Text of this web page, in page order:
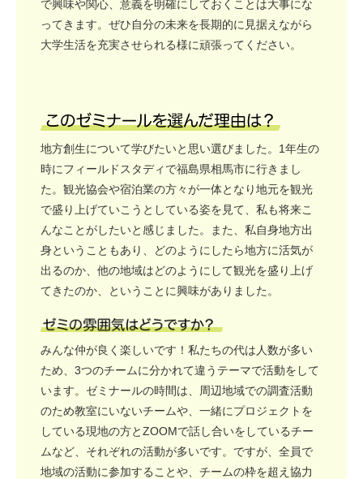
で興味や関心、意義を明確にしておくことは大事にな
ってきます。ぜひ自分の未来を長期的に見据えながら
大学生活を充実させられる様に頑張ってください。
地方創生について学びたいと思い選びました。1年生の
時にフィールドスタディで福島県相馬市に行きまし
た。観光協会や宿泊業の方々が一体となり地元を観光
で盛り上げていこうとしている姿を見て、私も将来こ
んなことがしたいと感じました。また、私自身地方出
身ということもあり、どのようにしたら地方に活気が
出るのか、他の地域はどのようにして観光を盛り上げ
てきたのか、ということに興味がありました。
みんな仲が良く楽しいです！私たちの代は人数が多い
ため、3つのチームに分かれて違うテーマで活動をして
います。ゼミナールの時間は、周辺地域での調査活動
のため教室にいないチームや、一緒にプロジェクトを
している現地の方とZOOMで話し合いをしているチー
ムなど、それぞれの活動が多いです。ですが、全員で
地域の活動に参加することや、チームの枠を超え協力